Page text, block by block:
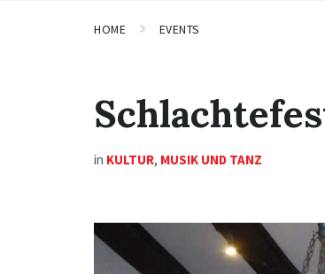
HOME EVENTS
in KULTUR, MUSIK UND TANZ